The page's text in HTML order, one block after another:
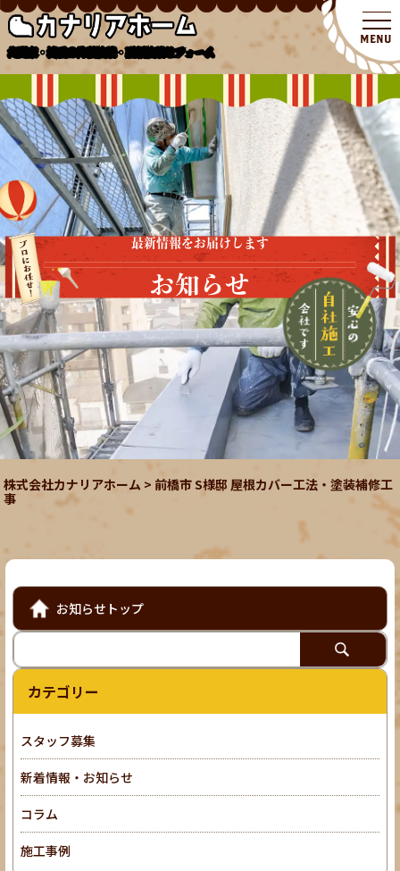
北関東・埼玉の外壁塗装・屋根塗装リフォーム
最新情報をお届けします
お知らせ
株式会社カナリアホーム > 前橋市 S様邸 屋根カバー工法・塗装補修工
事
お知らせトップ
カテゴリー
スタッフ募集
新着情報・お知らせ
コラム
施工事例